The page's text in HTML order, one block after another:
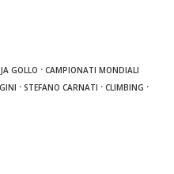
GOLLO · CAMPIONATI MONDIALI
· STEFANO CARNATI · CLIMBING ·